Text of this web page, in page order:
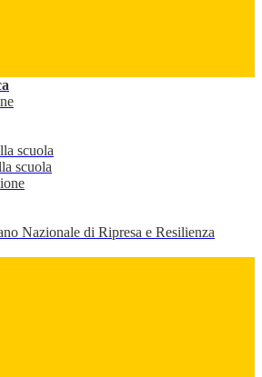
scuola
scuola
Nazionale di Ripresa e Resilienza